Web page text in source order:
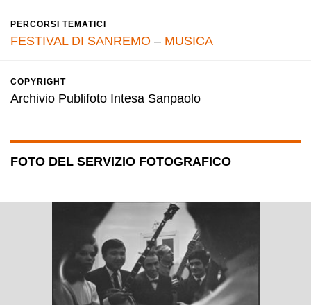
PERCORSI TEMATICI
FESTIVAL DI SANREMO – MUSICA
COPYRIGHT
Archivio Publifoto Intesa Sanpaolo
FOTO DEL SERVIZIO FOTOGRAFICO